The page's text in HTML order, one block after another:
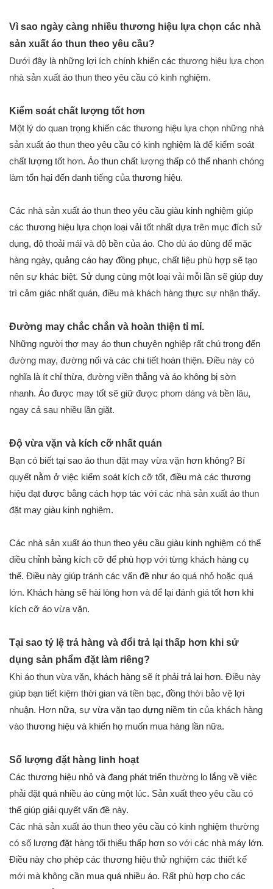
Vì sao ngày càng nhiều thương hiệu lựa chọn các nhà
sản xuất áo thun theo yêu cầu?
Dưới đây là những lợi ích chính khiến các thương hiệu lựa chọn
nhà sản xuất áo thun theo yêu cầu có kinh nghiệm.
Kiểm soát chất lượng tốt hơn
Một lý do quan trọng khiến các thương hiệu lựa chọn những nhà
sản xuất áo thun theo yêu cầu có kinh nghiệm là để kiểm soát
chất lượng tốt hơn. Áo thun chất lượng thấp có thể nhanh chóng
làm tổn hại đến danh tiếng của thương hiệu.
Các nhà sản xuất áo thun theo yêu cầu giàu kinh nghiệm giúp
các thương hiệu lựa chọn loại vải tốt nhất dựa trên mục đích sử
dụng, độ thoải mái và độ bền của áo. Cho dù áo dùng để mặc
hàng ngày, quảng cáo hay đồng phục, chất liệu phù hợp sẽ tạo
nên sự khác biệt. Sử dụng cùng một loại vải mỗi lần sẽ giúp duy
trì cảm giác nhất quán, điều mà khách hàng thực sự nhận thấy.
Đường may chắc chắn và hoàn thiện tỉ mỉ.
Những người thợ may áo thun chuyên nghiệp rất chú trọng đến
đường may, đường nối và các chi tiết hoàn thiện. Điều này có
nghĩa là ít chỉ thừa, đường viền thẳng và áo không bị sờn
nhanh. Áo được may tốt sẽ giữ được phom dáng và bền lâu,
ngay cả sau nhiều lần giặt.
Độ vừa vặn và kích cỡ nhất quán
Bạn có biết tại sao áo thun đặt may vừa vặn hơn không? Bí
quyết nằm ở việc kiểm soát kích cỡ tốt, điều mà các thương
hiệu đạt được bằng cách hợp tác với các nhà sản xuất áo thun
đặt may giàu kinh nghiệm.
Các nhà sản xuất áo thun theo yêu cầu giàu kinh nghiệm có thể
điều chỉnh bảng kích cỡ để phù hợp với từng khách hàng cụ
thể. Điều này giúp tránh các vấn đề như áo quá nhỏ hoặc quá
lớn. Khách hàng sẽ hài lòng hơn và để lại đánh giá tốt hơn khi
kích cỡ áo vừa vặn.
Tại sao tỷ lệ trả hàng và đổi trả lại thấp hơn khi sử
dụng sản phẩm đặt làm riêng?
Khi áo thun vừa vặn, khách hàng sẽ ít phải trả lại hơn. Điều này
giúp bạn tiết kiệm thời gian và tiền bạc, đồng thời bảo vệ lợi
nhuận. Hơn nữa, sự vừa vặn tạo dựng niềm tin của khách hàng
vào thương hiệu và khiến họ muốn mua hàng lần nữa.
Số lượng đặt hàng linh hoạt
Các thương hiệu nhỏ và đang phát triển thường lo lắng về việc
phải đặt quá nhiều áo cùng một lúc. Sản xuất theo yêu cầu có
thể giúp giải quyết vấn đề này.
Các nhà sản xuất áo thun theo yêu cầu có kinh nghiệm thường
có số lượng đặt hàng tối thiểu thấp hơn so với các nhà máy lớn.
Điều này cho phép các thương hiệu thử nghiệm các thiết kế
mới mà không cần mua quá nhiều áo. Rất phù hợp cho các